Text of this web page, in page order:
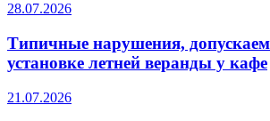
28.07.2026
Типичные нарушения,
установке летней веранды у кафе
21.07.2026